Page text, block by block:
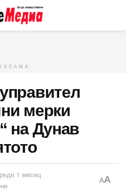
мерки
на Дунав
1 месец
AA